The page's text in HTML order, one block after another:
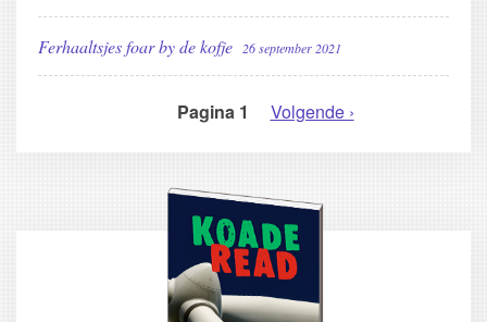
Ferhaaltsjes foar by de kofje 26 september 2021
Pagina 1
Volgende
Volgende ›